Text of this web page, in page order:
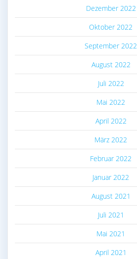
Dezember 2022
Oktober 2022
September 2022
August 2022
Juli 2022
Mai 2022
April 2022
März 2022
Februar 2022
Januar 2022
August 2021
Juli 2021
Mai 2021
April 2021